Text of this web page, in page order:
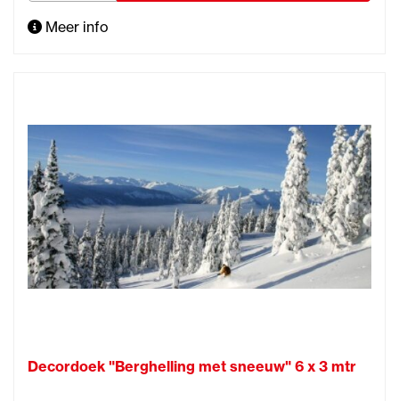
Meer info
Decordoek "Berghelling met sneeuw" 6 x 3 mtr